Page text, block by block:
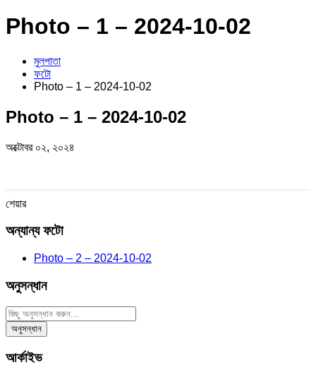
Photo – 1 – 2024-10-02
মুলপাতা
ফটো
Photo – 1 – 2024-10-02
Photo – 1 – 2024-10-02
অক্টোবর ০২, ২০২৪
শেয়ার
অন্যান্য ফটো
Photo – 2 – 2024-10-02
অনুসন্ধান
আর্কাইভ